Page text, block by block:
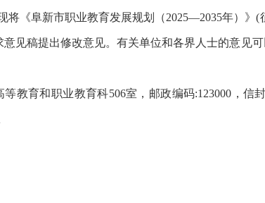
《阜新市职业教育发展规划（2025—2035年）》
见稿提出修改意见。有关单位和各界人士的意见
教育和职业教育科506室，邮政编码:123000，信